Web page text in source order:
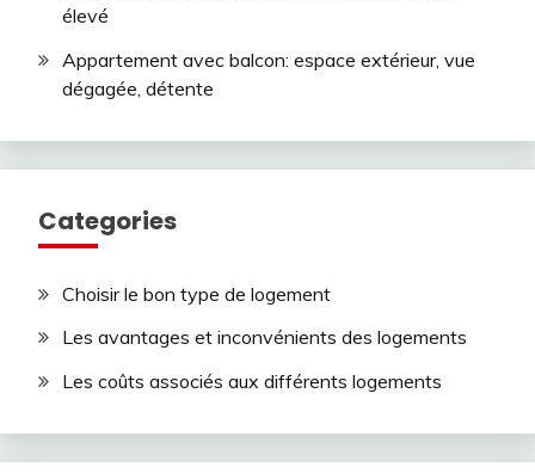
élevé
Appartement avec balcon: espace extérieur, vue
dégagée, détente
Categories
Choisir le bon type de logement
Les avantages et inconvénients des logements
Les coûts associés aux différents logements